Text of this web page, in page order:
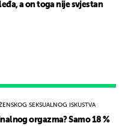
SEKSUALNOG ISKUSTVA
orgazma? Samo 18 %
a on toga nije svjestan